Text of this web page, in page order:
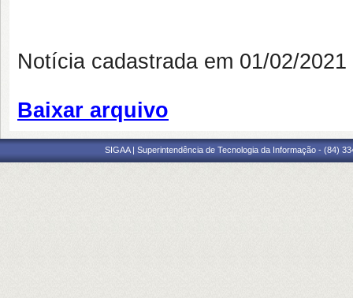
Notícia cadastrada em 01/02/
Baixar arquivo
SIGAA | Superintendência de Tecnologia da Informação - (84)